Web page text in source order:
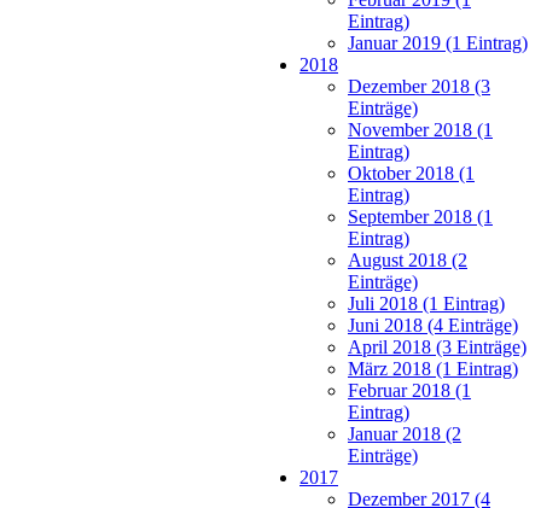
Eintrag)
Januar 2019 (1 Eintrag)
2018
Dezember 2018 (3
Einträge)
November 2018 (1
Eintrag)
Oktober 2018 (1
Eintrag)
September 2018 (1
Eintrag)
August 2018 (2
Einträge)
Juli 2018 (1 Eintrag)
Juni 2018 (4 Einträge)
April 2018 (3 Einträge)
März 2018 (1 Eintrag)
Februar 2018 (1
Eintrag)
Januar 2018 (2
Einträge)
2017
Dezember 2017 (4